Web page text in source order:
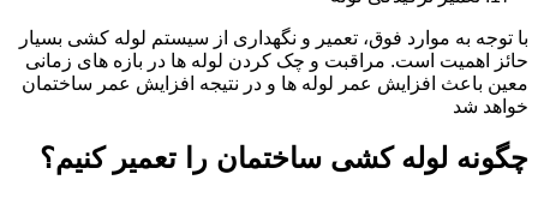
با توجه به موارد فوق، تعمیر و نگهداری از سیستم لوله کشی بسیار
حائز اهمیت است. مراقبت و چک کردن لوله ها در بازه های زمانی
معین باعث افزایش عمر لوله ها و در نتیجه افزایش عمر ساختمان
خواهد شد
چگونه لوله کشی ساختمان را تعمیر کنیم؟